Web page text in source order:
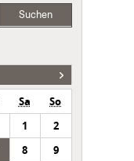
Suchen
Sa
So
1
2
8
9